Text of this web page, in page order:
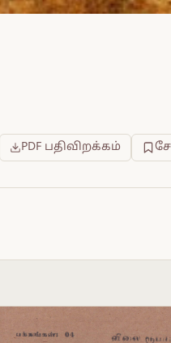
PDF பதிவிறக்கம்